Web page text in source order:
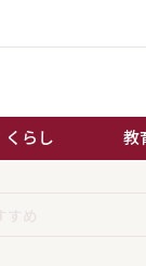
くらし 教